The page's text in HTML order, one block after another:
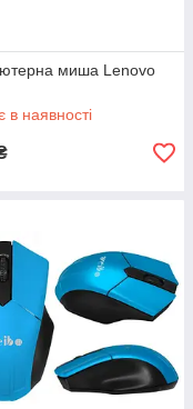
миша Lenovo
в наявності